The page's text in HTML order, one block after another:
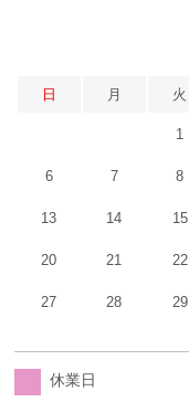
日 月 火
1
6 7 8
13 14 15
20 21 22
27 28 29
休業日